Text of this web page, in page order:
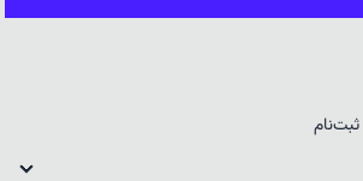
موجود را مورد استفاده قرار دهید.